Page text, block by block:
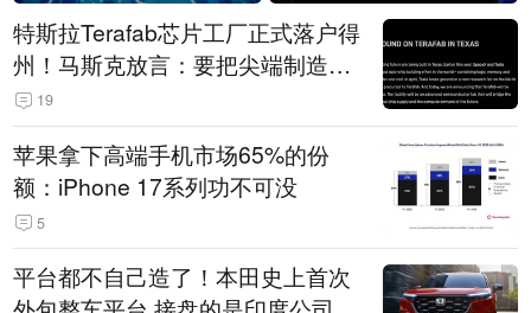
特斯拉Terafab芯片工厂正式落户得
州！马斯克放言：要把尖端制造带
回美国
19
苹果拿下高端手机市场65%的份
额：iPhone 17系列功不可没
5
平台都不自己造了！本田史上首次